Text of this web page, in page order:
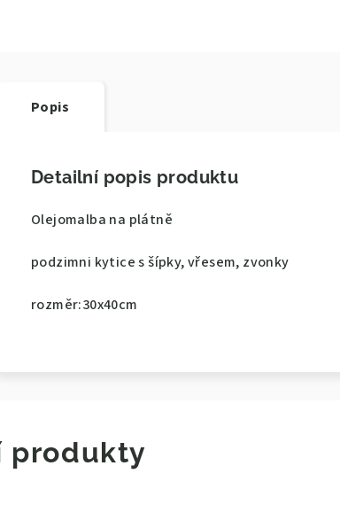
Popis
Detailní popis produktu
Olejomalba na plátně
podzimni kytice s šípky, vřesem, zvonky
rozměr:30x40cm
produkty